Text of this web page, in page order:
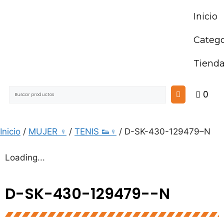
Inicio
0
Inicio / MUJER ♀ / TENIS 👟♀ / D-SK-430-129479–N
Loading...
D-SK-430-129479--N